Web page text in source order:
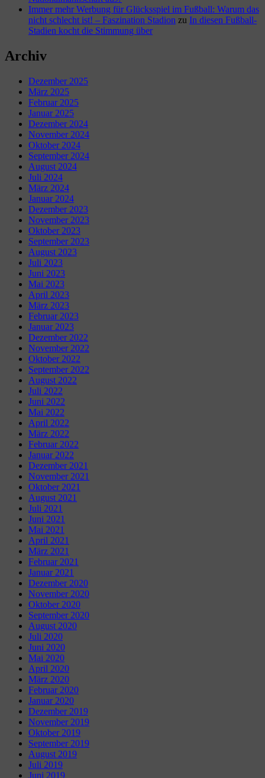
Immer mehr Werbung für Glücksspiel im Fußball: Warum das
nicht schlecht ist! – Faszination Stadion zu In diesen Fußball-
Stadien kocht die Stimmung über
Archiv
Dezember 2025
März 2025
Februar 2025
Januar 2025
Dezember 2024
November 2024
Oktober 2024
September 2024
August 2024
Juli 2024
März 2024
Januar 2024
Dezember 2023
November 2023
Oktober 2023
September 2023
August 2023
Juli 2023
Juni 2023
Mai 2023
April 2023
März 2023
Februar 2023
Januar 2023
Dezember 2022
November 2022
Oktober 2022
September 2022
August 2022
Juli 2022
Juni 2022
Mai 2022
April 2022
März 2022
Februar 2022
Januar 2022
Dezember 2021
November 2021
Oktober 2021
August 2021
Juli 2021
Juni 2021
Mai 2021
April 2021
März 2021
Februar 2021
Januar 2021
Dezember 2020
November 2020
Oktober 2020
September 2020
August 2020
Juli 2020
Juni 2020
Mai 2020
April 2020
März 2020
Februar 2020
Januar 2020
Dezember 2019
November 2019
Oktober 2019
September 2019
August 2019
Juli 2019
Juni 2019